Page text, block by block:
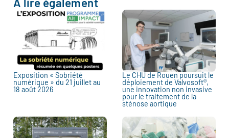
Exposition « Sobriété
numérique » du 21 juillet au
18 août 2026
Le CHU de Rouen poursuit le
déploiement de Valvosoft®,
une innovation non invasive
pour le traitement de la
sténose aortique